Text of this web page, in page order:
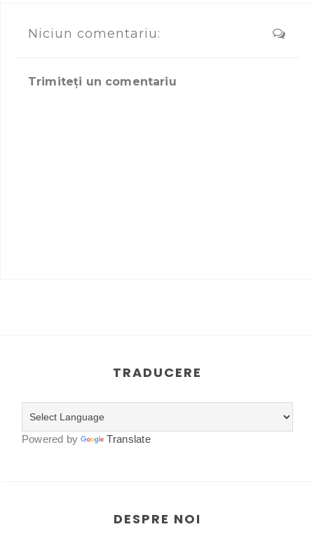
Niciun comentariu:
Trimiteți un comentariu
TRADUCERE
Powered by Translate
DESPRE NOI